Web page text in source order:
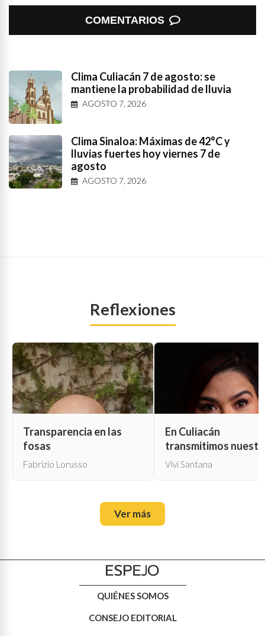
COMENTARIOS
Clima Culiacán 7 de agosto: se
mantiene la probabilidad de lluvia
AGOSTO 7, 2026
Clima Sinaloa: Máximas de 42°C y
lluvias fuertes hoy viernes 7 de
agosto
AGOSTO 7, 2026
Reflexiones
Transparencia en las
fosas
Fabrizio Lorusso
En Culiacán
transmitimos
propia muerte
Vivi Santana
Ver más
QUIÉNES SOMOS
CONSEJO EDITORIAL